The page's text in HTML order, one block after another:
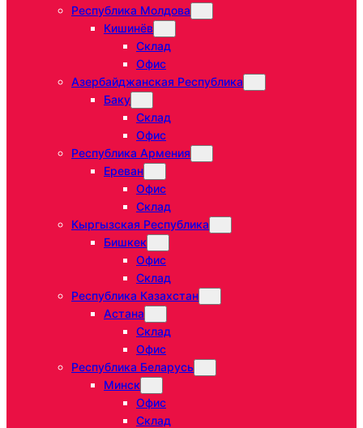
Республика Молдова
Кишинёв
Склад
Офис
Азербайджанская Республика
Баку
Склад
Офис
Республика Армения
Ереван
Офис
Склад
Кыргызская Республика
Бишкек
Офис
Склад
Республика Казахстан
Астана
Склад
Офис
Республика Беларусь
Минск
Офис
Склад